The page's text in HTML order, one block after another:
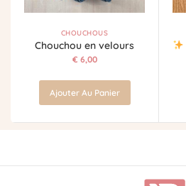
CHOUCHOUS
Chouchou en velours
€ 6,00
Ajouter Au Panier